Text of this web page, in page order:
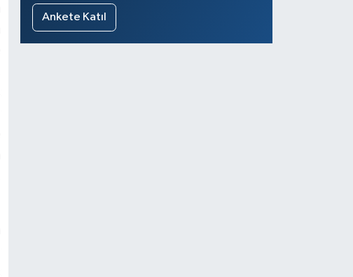
Ankete Katıl